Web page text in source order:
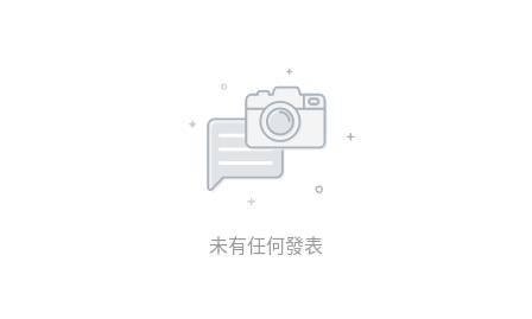
未有任何發表